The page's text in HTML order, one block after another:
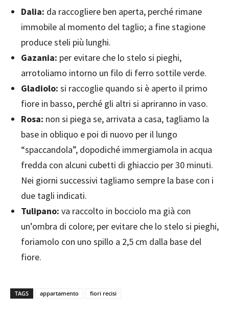
Dalia: da raccogliere ben aperta, perché rimane
immobile al momento del taglio; a fine stagione
produce steli più lunghi.
Gazania: per evitare che lo stelo si pieghi,
arrotoliamo intorno un filo di ferro sottile verde.
Gladiolo: si raccoglie quando si è aperto il primo
fiore in basso, perché gli altri si apriranno in vaso.
Rosa: non si piega se, arrivata a casa, tagliamo la
base in obliquo e poi di nuovo per il lungo
“spaccandola”, dopodiché immergiamola in acqua
fredda con alcuni cubetti di ghiaccio per 30 minuti.
Nei giorni successivi tagliamo sempre la base con i
due tagli indicati.
Tulipano: va raccolto in bocciolo ma già con
un’ombra di colore; per evitare che lo stelo si pieghi,
foriamolo con uno spillo a 2,5 cm dalla base del
fiore.
TAGS appartamento fiori recisi